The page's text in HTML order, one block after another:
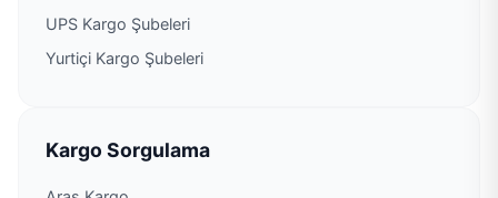
PTT Kargo Hayrat Şubesi
UPS Kargo Şubeleri
Yurtiçi Kargo Şubeleri
Kargo Sorgulama